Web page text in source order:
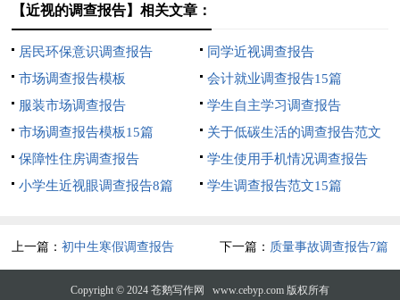
【近视的调查报告】相关文章：
居民环保意识调查报告
同学近视调查报告
市场调查报告模板
会计就业调查报告15篇
服装市场调查报告
学生自主学习调查报告
市场调查报告模板15篇
关于低碳生活的调查报告范文
保障性住房调查报告
学生使用手机情况调查报告
小学生近视眼调查报告8篇
学生调查报告范文15篇
上一篇：初中生寒假调查报告 下一篇： 质量事故调查报告7篇
Copyright © 2024 苍鹅写作网 www.cebyp.com 版权所有